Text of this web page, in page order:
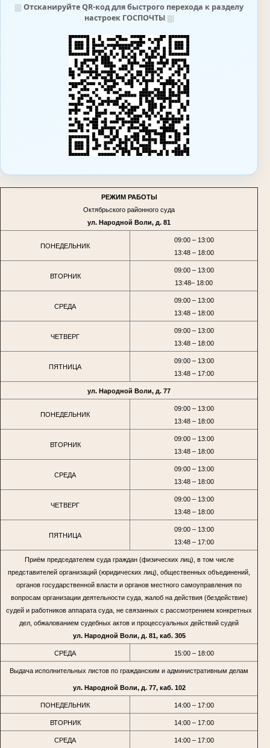
⛆ Отсканируйте QR-код для быстрого перехода к разделу
настроек ГОСПОЧТЫ⛆
РЕЖИМ РАБОТЫ
Октябрьского районного суда
ул. Народной Воли, д. 81
ПОНЕДЕЛЬНИК
09:00 – 13:00
13:48 – 18:00
ВТОРНИК
09:00 – 13:00
13:48– 18:00
СРЕДА
09:00 – 13:00
13:48 – 18:00
ЧЕТВЕРГ
09:00 – 13:00
13:48 – 18:00
ПЯТНИЦА
09:00 – 13:00
13:48 – 17:00
ул. Народной Воли, д. 77
ПОНЕДЕЛЬНИК
09:00 – 13:00
13:48 – 18:00
ВТОРНИК
09:00 – 13:00
13:48 – 18:00
СРЕДА
09:00 – 13:00
13:48 – 18:00
ЧЕТВЕРГ
09:00 – 13:00
13:48 – 18:00
ПЯТНИЦА
09:00 – 13:00
13:48 – 17:00
Приём председателем суда граждан (физических лиц), в том числе
представителей организаций (юридических лиц), общественных объединений,
органов государственной власти и органов местного самоуправления по
вопросам организации деятельности суда, жалоб на действия (бездействие)
судей и работников аппарата суда, не связанных с рассмотрением конкретных
дел, обжалованием судебных актов и процессуальных действий судей
ул. Народной Воли, д. 81, каб. 305
СРЕДА 15:00 – 18:00
Выдача исполнительных листов по гражданским и административным делам
ул. Народной Воли, д. 77, каб. 102
ПОНЕДЕЛЬНИК 14:00 – 17:00
ВТОРНИК 14:00 – 17:00
СРЕДА 14:00 – 17:00